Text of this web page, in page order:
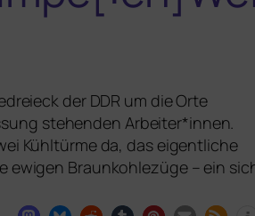
der DDR um die Orte
ste­hen­den Arbeiter*innen.
Kühltürme da, das eigent­li­che
ewi­gen Braunkohlezüge – ein